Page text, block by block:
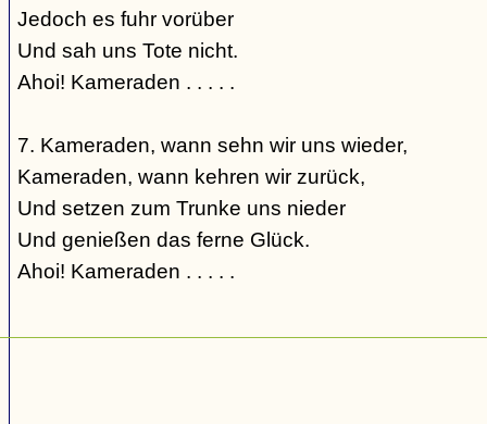
Jedoch es fuhr vorüber
Und sah uns Tote nicht.
Ahoi! Kameraden . . . . .
7. Kameraden, wann sehn wir uns wieder,
Kameraden, wann kehren wir zurück,
Und setzen zum Trunke uns nieder
Und genießen das ferne Glück.
Ahoi! Kameraden . . . . .